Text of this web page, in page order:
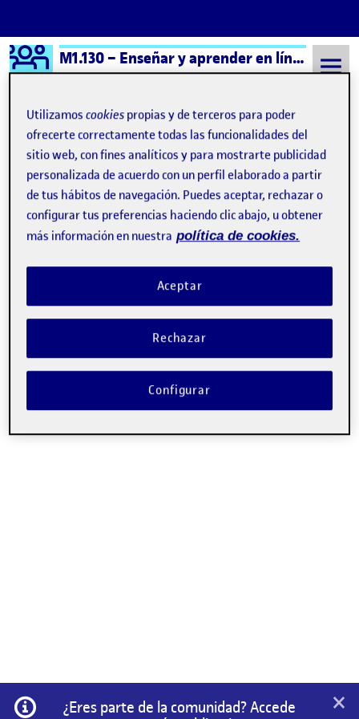
Saltar al contenido
Logo Ágora M1.130 – Enseñar y aprender en línea – Aula 3
Semestre 20251 - Aula 3 10 Diciembre, 2025
10 Diciembre, 2025
Reto 3: Análisis de la SA
Publicado por
Natalia María Ruiz Lobo
Fecha de publicación
comentario
https://www.canva.com/design/DAG6QRQlj3U/
Información
¿Eres parte de la comunidad? Accede
×
Utilizamoscookies propias y de terceros para poder
ofrecerte correctamente todas las funcionalidades del
sitio web, con fines analíticos y para mostrarte publicidad
personalizada de acuerdo con un perfil elaborado a partir
de tus hábitos de navegación. Puedes aceptar, rechazar o
configurar tus preferencias haciendo clic abajo, u obtener
más información en nuestra política de cookies.
Rechazar
Aceptar
Configurar